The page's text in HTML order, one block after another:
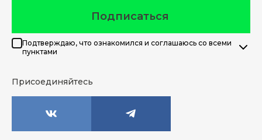
Подписаться
Подтверждаю, что ознакомился и соглашаюсь со всеми
пунктами
Присоединяйтесь